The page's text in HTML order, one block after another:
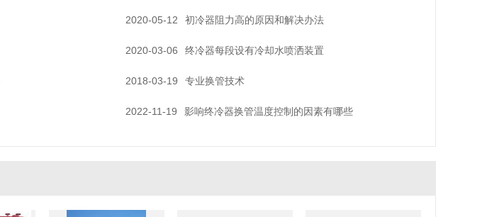
2020-05-12 初冷器阻力高的原因和解决办法
2020-03-06 终冷器每段设有冷却水喷洒装置
2018-03-19 专业换管技术
2022-11-19 影响终冷器换管温度控制的因素有哪些